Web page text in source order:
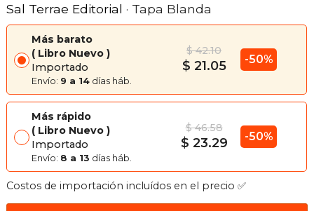
Sal Terrae Editorial · Tapa Blanda
Más barato
Libro Nuevo
Importado
Envío: 9 a 14 días háb.
$ 42.10
$ 21.05 -50%
Más rápido
Libro Nuevo
Importado
Envío: 8 a 13 días háb.
$ 46.58
$ 23.29 -50%
Costos de importación incluídos en el precio ✅